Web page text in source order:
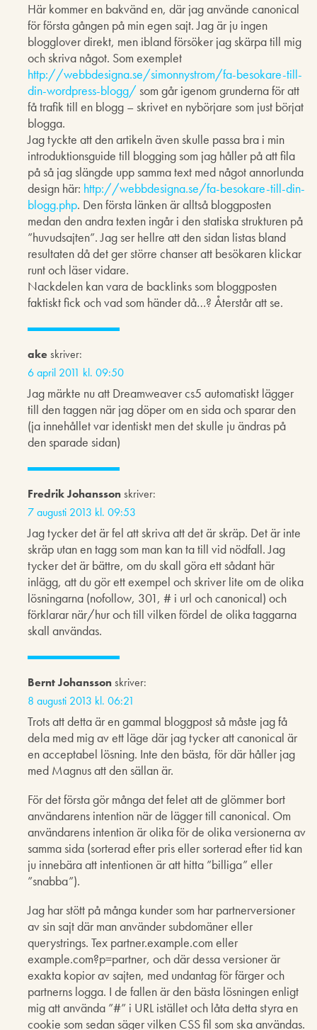
Här kommer en bakvänd en, där jag använde canonical
för första gången på min egen sajt. Jag är ju ingen
blogglover direkt, men ibland försöker jag skärpa till mig
och skriva något. Som exemplet
http://webbdesigna.se/simonnystrom/fa-besokare-till-
din-wordpress-blogg/som går igenom grunderna för att
få trafik till en blogg – skrivet en nybörjare som just börjat
blogga.
Jag tyckte att den artikeln även skulle passa bra i min
introduktionsguide till blogging som jag håller på att fila
på så jag slängde upp samma text med något annorlunda
design här: http://webbdesigna.se/fa-besokare-till-din-
blogg.php. Den första länken är alltså bloggposten
medan den andra texten ingår i den statiska strukturen på
”huvudsajten”. Jag ser hellre att den sidan listas bland
resultaten då det ger större chanser att besökaren klickar
runt och läser vidare.
Nackdelen kan vara de backlinks som bloggposten
faktiskt fick och vad som händer då…? Återstår att se.
akeskriver:
6 april 2011 kl. 09:50
Jag märkte nu att Dreamweaver cs5 automatiskt lägger
till den taggen när jag döper om en sida och sparar den
(ja innehållet var identiskt men det skulle ju ändras på
den sparade sidan)
Fredrik Johanssonskriver:
7 augusti 2013 kl. 09:53
Jag tycker det är fel att skriva att det är skräp. Det är inte
skräp utan en tagg som man kan ta till vid nödfall. Jag
tycker det är bättre, om du skall göra ett sådant här
inlägg, att du gör ett exempel och skriver lite om de olika
lösningarna (nofollow, 301, # i url och canonical) och
förklarar när/hur och till vilken fördel de olika taggarna
skall användas.
Bernt Johanssonskriver:
8 augusti 2013 kl. 06:21
Trots att detta är en gammal bloggpost så måste jag få
dela med mig av ett läge där jag tycker att canonical är
en acceptabel lösning. Inte den bästa, för där håller jag
med Magnus att den sällan är.
För det första gör många det felet att de glömmer bort
användarens intention när de lägger till canonical. Om
användarens intention är olika för de olika versionerna av
samma sida (sorterad efter pris eller sorterad efter tid kan
ju innebära att intentionen är att hitta ”billiga” eller
”snabba”).
Jag har stött på många kunder som har partnerversioner
av sin sajt där man använder subdomäner eller
querystrings. Tex partner.example.com eller
example.com?p=partner, och där dessa versioner är
exakta kopior av sajten, med undantag för färger och
partnerns logga. I de fallen är den bästa lösningen enligt
mig att använda ”#” i URL istället och låta detta styra en
cookie som sedan säger vilken CSS fil som ska användas.